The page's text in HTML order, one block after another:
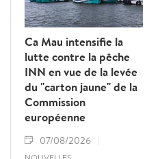
Ca Mau intensifie la
lutte contre la pêche
INN en vue de la levée
du "carton jaune" de la
Commission
européenne
07/08/2026